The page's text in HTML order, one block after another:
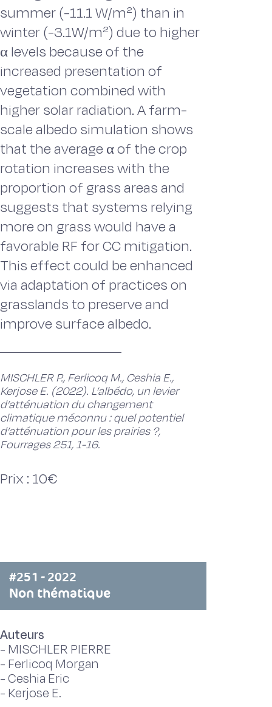
summer (-11.1 W/m²) than in
winter (-3.1W/m²) due to higher
α levels because of the
increased presentation of
vegetation combined with
higher solar radiation. A farm-
scale albedo simulation shows
that the average α of the crop
rotation increases with the
proportion of grass areas and
suggests that systems relying
more on grass would have a
favorable RF for CC mitigation.
This effect could be enhanced
via adaptation of practices on
grasslands to preserve and
improve surface albedo.
MISCHLER P., Ferlicoq M., Ceshia E.,
Kerjose E. (2022). L’albédo, un levier
d’atténuation du changement
climatique méconnu : quel potentiel
d’atténuation pour les prairies ?,
Fourrages 251, 1-16.
Prix : 10€
#251 - 2022
Non thématique
Auteurs
- MISCHLER PIERRE
- Ferlicoq Morgan
-Ceshia Eric
- Kerjose E.